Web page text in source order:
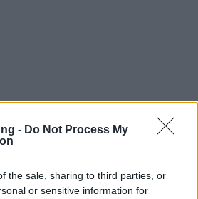
- Do Not Process My
the sale, sharing to third parties, or
or sensitive information for